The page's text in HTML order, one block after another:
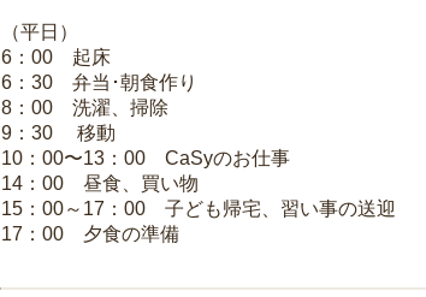
（平日）
6：00 起床
6：30 弁当･朝食作り
8：00 洗濯、掃除
9：30 移動
10：00〜13：00 CaSyのお仕事
14：00 昼食、買い物
15：00～17：00 子ども帰宅、習い事の送迎
17：00 夕食の準備